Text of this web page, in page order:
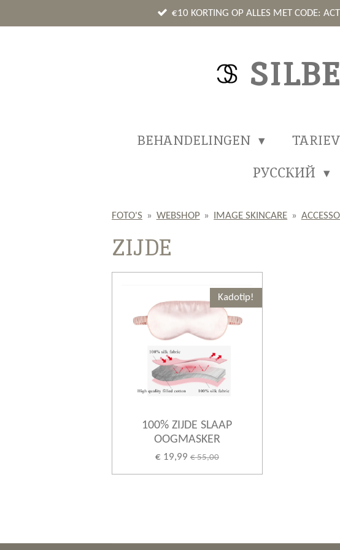
direct
€10 KORTING OP ALLES MET CODE:
BEHANDELINGEN
РУССКИЙ
FOTO'S » WEBSHOP » IMAGE SKINCARE »
ZIJDE
Kadotip!
100% ZIJDE SLAAP
OOGMASKER
€ 19,99 € 55,00